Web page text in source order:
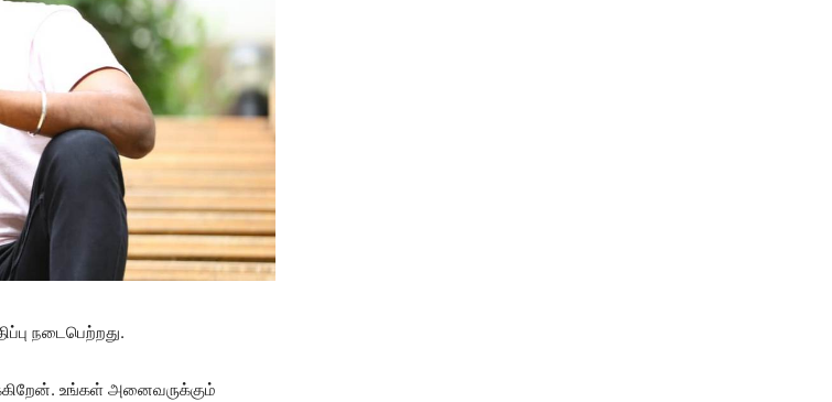
நடைபெற்றது.
உங்கள் அனைவருக்கும்